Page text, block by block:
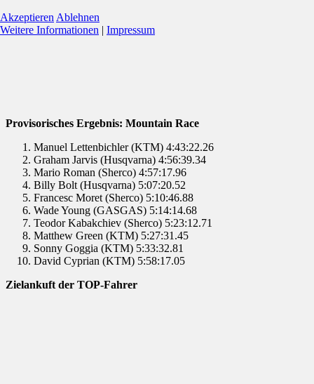
Provisorisches Ergebnis: Mountain Race
Manuel Lettenbichler (KTM) 4:43:22.26
Graham Jarvis (Husqvarna) 4:56:39.34
Mario Roman (Sherco) 4:57:17.96
Billy Bolt (Husqvarna) 5:07:20.52
Francesc Moret (Sherco) 5:10:46.88
Wade Young (GASGAS) 5:14:14.68
Teodor Kabakchiev (Sherco) 5:23:12.71
Matthew Green (KTM) 5:27:31.45
Sonny Goggia (KTM) 5:33:32.81
David Cyprian (KTM) 5:58:17.05
Zielankuft der TOP-Fahrer
Akzeptieren Ablehnen
Weitere Informationen | Impressum